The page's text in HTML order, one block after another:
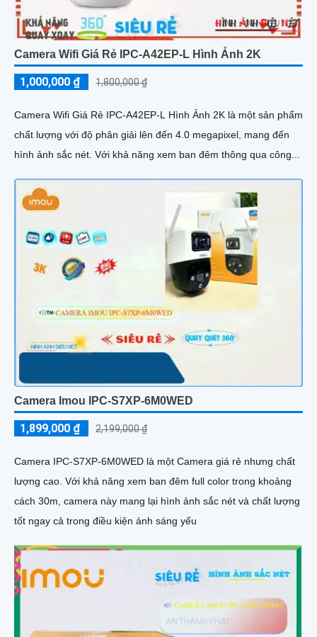
Camera Wifi Giá Rẻ IPC-A42EP-L Hình Ảnh 2K
1,000,000 ₫ 1,800,000 ₫
Camera Wifi Giá Rẻ IPC-A42EP-L Hình Ảnh 2K là một sản phẩm
chất lượng với độ phân giải lên đến 4.0 megapixel, mang đến
hình ảnh sắc nét. Với khả năng xem ban đêm thông qua công...
Camera Imou IPC-S7XP-6M0WED
1,899,000 ₫ 2,199,000 ₫
Camera IPC-S7XP-6M0WED là một Camera giá rẻ nhưng chất
lượng cao. Với khả năng xem ban đêm full color trong khoảng
cách 30m, camera này mang lại hình ảnh sắc nét và chất lượng
tốt ngay cả trong điều kiện ánh sáng yếu